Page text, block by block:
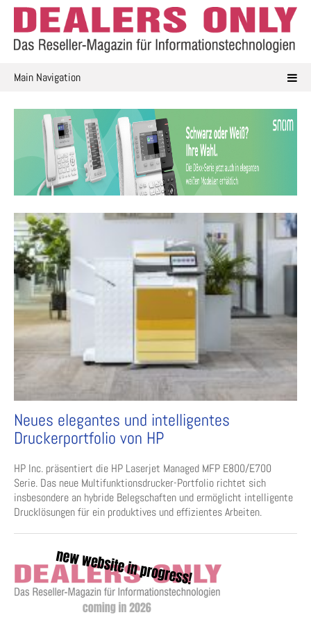
Skip
content
Main Navigation
Neues elegantes und intelligentes
Druckerportfolio von HP
HP Inc. präsentiert die HP Laserjet Managed MFP E800/E700
Serie. Das neue Multifunktionsdrucker-Portfolio richtet sich
insbesondere an hybride Belegschaften und ermöglicht intelligente
Drucklösungen für ein produktives und effizientes Arbeiten.